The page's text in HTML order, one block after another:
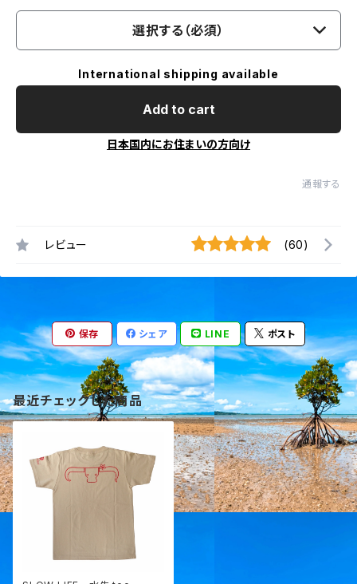
選択する（必須）
International shipping available
Add to cart
日本国内にお住まいの方向け
通報する
レビュー (60)
保存 シェア LINE ポスト
最近チェックした商品